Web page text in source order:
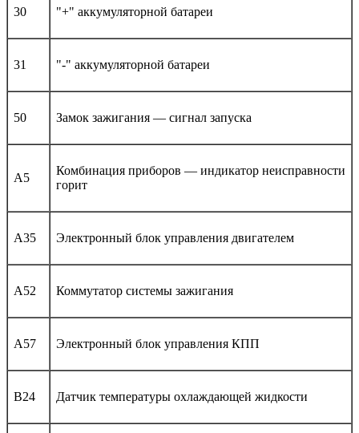
30 "+" аккумуляторной батареи
31 "-" аккумуляторной батареи
50 Замок зажигания — сигнал запуска
A5
Комбинация приборов — индикатор неисправности
горит
A35 Электронный блок управления двигателем
A52 Коммутатор системы зажигания
A57 Электронный блок управления КПП
B24 Датчик температуры охлаждающей жидкости